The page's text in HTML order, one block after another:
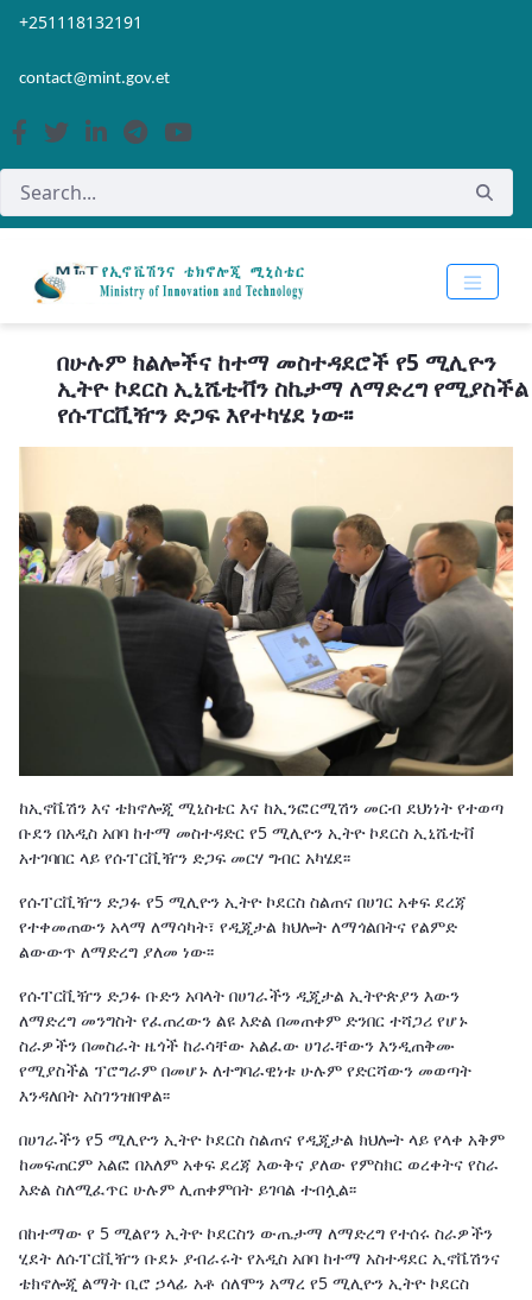
Skip to Main Content
Open Accessibility Menu
+251118132191
contact@mint.gov.et
በሁሉም ክልሎችና ከተማ መስተዳደሮች የ5 ሚሊዮን
ኢትዮ ኮደርስ ኢኒሼቲቭን ስኬታማ ለማድረግ የሚያስችል
የሱፐርቪዥን ድጋፍ እየተካሄደ ነው፡፡
ከኢኖቬሽን እና ቴክኖሎጂ ሚኒስቴር እና ከኢንፎርሚሽን መርብ ደህነነት የተወጣ
ቡደን በአዲስ አበባ ከተማ መስተዳድር የ5 ሚሊዮን ኢትዮ ኮደርስ ኢኒሼቲቭ
አተገባበር ላይ የሱፐርቪዥን ድጋፍ መርሃ ግብር አካሄደ፡፡
የሱፐርቪዥን ድጋፉ የ5 ሚሊዮን ኢትዮ ኮደርስ ስልጠና በሀገር አቀፍ ደረጃ
የተቀመጠውን አላማ ለማሳካት፣ የዲጂታል ክህሎት ለማጎልበትና የልምድ
ልውውጥ ለማድረግ ያለመ ነው፡፡
የሱፐርቪዥን ድጋፉ ቡድን አባላት በሀገራችን ዲጂታል ኢትዮጵያን እውን
ለማድረግ መንግስት የፈጠረውን ልዩ እድል በመጠቀም ድንበር ተሻጋሪ የሆኑ
ስራዎችን በመስራት ዜጎች ከራሳቸው አልፈው ሀገራቸውን እንዲጠቅሙ
የሚያስችል ፕሮግራም በመሆኑ ለተግባራዊነቱ ሁሉም የድርሻውን መወጣት
እንዳለበት አስገንዝበዋል፡፡
በሀገራችን የ5 ሚሊዮን ኢትዮ ኮደርስ ስልጠና የዲጂታል ክህሎት ላይ የላቀ አቅም
ከመፍጠርም አልፎ በአለም አቀፍ ደረጃ እውቅና ያለው የምስክር ወረቀትና የስራ
እድል ስለሚፈጥር ሁሉም ሊጠቀምበት ይገባል ተብሏል፡፡
በከተማው የ 5 ሚልየን ኢትዮ ኮደርስን ውጤታማ ለማድረግ የተሰሩ ስራዎችን
ሂደት ለሱፐርቪዥን ቡደኑ ያብራሩት የአዲስ አበባ ከተማ አስተዳደር ኢኖቬሽንና
ቴክኖሎጂ ልማት ቢሮ ኃላፊ አቶ ሰለሞን አማረ የ5 ሚሊዮን ኢትዮ ኮደርስ